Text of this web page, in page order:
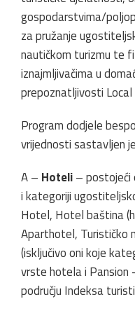
gospodarstvima/
za pružanje
nautičkom turizmu te
iznajmljivačima u
prepoznatljivosti
Program dodjele
vrijednosti sastavljen
A – Hoteli– postojeći
i kategoriji
Hotel, Hotel baština
Aparthotel, Turističko
(isključivo oni koje
vrste hotela i Pansion
području Indeksa